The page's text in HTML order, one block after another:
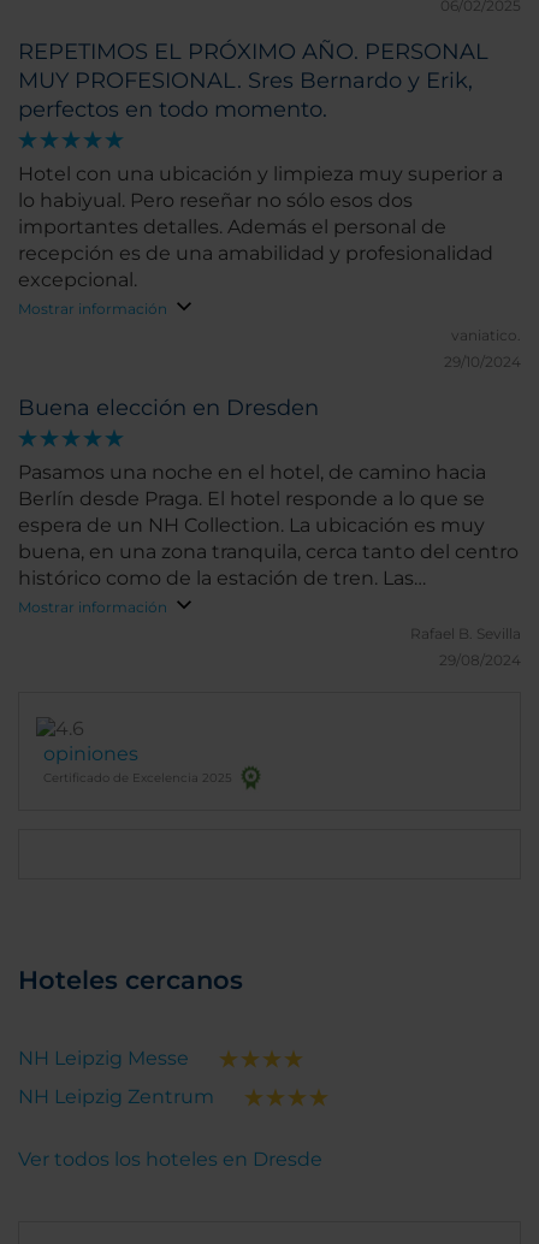
06/02/2025
REPETIMOS EL PRÓXIMO AÑO. PERSONAL
MUY PROFESIONAL. Sres Bernardo y Erik,
perfectos en todo momento.
Hotel con una ubicación y limpieza muy superior a
lo habiyual. Pero reseñar no sólo esos dos
importantes detalles. Además el personal de
recepción es de una amabilidad y profesionalidad
excepcional.
Mostrar información
vaniatico.
29/10/2024
Buena elección en Dresden
Pasamos una noche en el hotel, de camino hacia
Berlín desde Praga. El hotel responde a lo que se
espera de un NH Collection. La ubicación es muy
buena, en una zona tranquila, cerca tanto del centro
histórico como de la estación de tren. Las
habitaciones son amplias y muy confortables. Las
dos habitaciones que ocupamos tenían bañera,
aunque habríamos preferido ducha. El bufé de
valorar otros servicios.
Mostrar información
Rafael B. Sevilla
29/08/2024
opiniones
Certificado de Excelencia 2025
Hoteles cercanos
NH Leipzig Messe
NH Leipzig Zentrum
Ver todos los hoteles en Dresde